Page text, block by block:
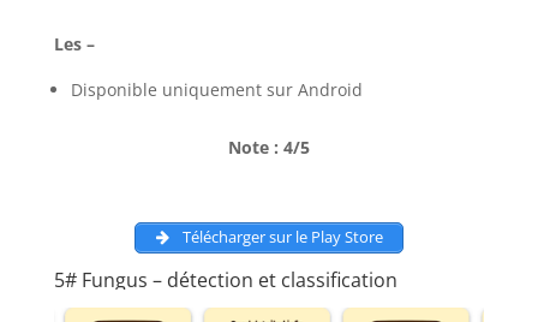
Les –
Disponible uniquement sur Android
Note : 4/5
Télécharger sur le Play Store
5# Fungus – détection et classification